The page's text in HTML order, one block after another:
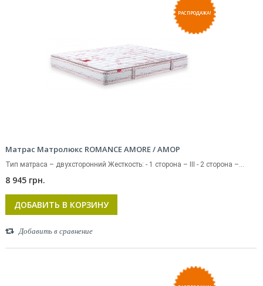
РАСПРОДАЖА!
Матрас Матролюкс ROMANCE AMORE / АМОР
Тип матраса – двухсторонний Жесткость: - 1 сторона – III - 2 сторона –...
8 945 грн.
ДОБАВИТЬ В КОРЗИНУ
Добавить в сравнение